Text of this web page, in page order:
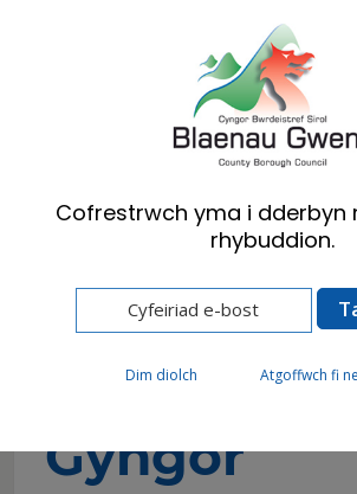
Cymraeg English
Preswylwyr
Treth
Talu eich
Gyngor
Cofrestrwch yma i dderbyn
rhybuddion.
Dim diolch Atgoffwch fi